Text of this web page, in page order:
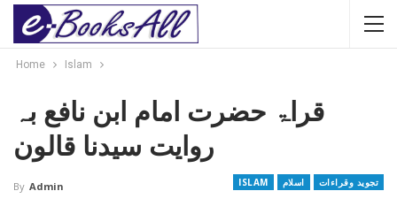
Home Islam
قراۃ حضرت امام ابن نافع بہ
روایت سیدنا قالون
ISLAM اسلام تجوید وقراءات By Admin